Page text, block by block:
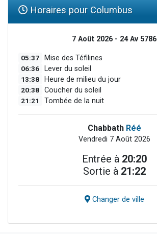
Horaires pour Columbus
7 Août 2026 - 24 Av 5786
05:37 Mise des Téfilines
06:36 Lever du soleil
13:38 Heure de milieu du jour
20:38 Coucher du soleil
21:21 Tombée de la nuit
Chabbath Réé
Vendredi 7 Août 2026
Entrée à 20:20
Sortie à 21:22
Changer de ville